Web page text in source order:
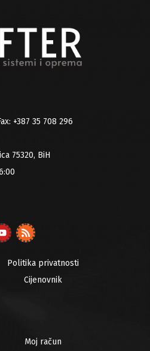
+387 35 708 296
75320, BiH
Politika privatnosti
Cijenovnik
Moj račun